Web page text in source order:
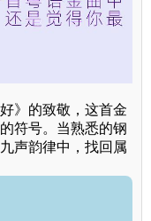
》的致敬，这首金
符号。当熟悉的钢
声韵律中，找回属